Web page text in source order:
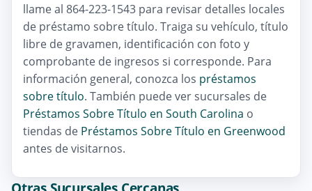
llame al 864-223-1543 para revisar detalles locales
de préstamo sobre título. Traiga su vehículo, título
libre de gravamen, identificación con foto y
comprobante de ingresos si corresponde. Para
información general, conozca los préstamos
sobre título. También puede ver sucursales de
Préstamos Sobre Título en South Carolina o
tiendas de Préstamos Sobre Título en Greenwood
antes de visitarnos.